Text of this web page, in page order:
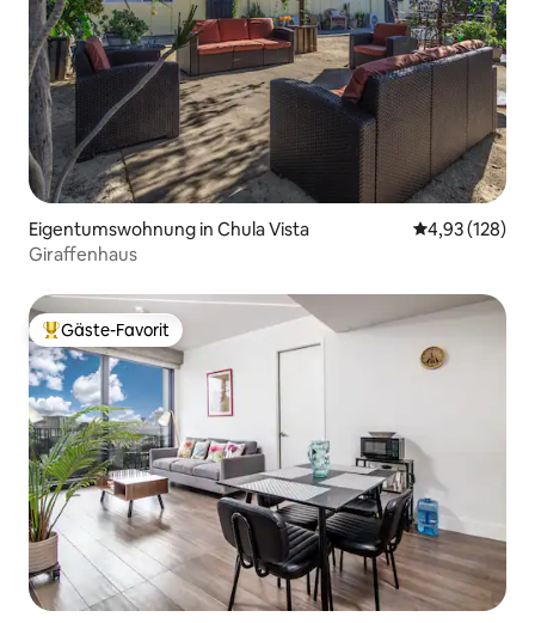
Eigentumswohnung in Chula Vista
4,93 (128)
Giraffenhaus
Beliebter Gäste-Favorit.
Gäste-Favorit